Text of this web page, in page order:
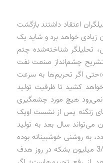
اعتقاد داشتند بازگشت
زیادی خواهد برد و شاید یک
تحلیلگر شناخته‌شده چتم
این‌گونه به تشریح چشم‌انداز صنعت نفت
اگر تحریم‌ها به سرعت
کشید تا ظرفیت تولید
نمی‌رود هیچ مورد چشمگیری
و ادعای زنگنه پس از نشست اوپک
ایران می‌تواند سال بعد به تولید
به روشنی خوشبینانه بوده
است. اغلب ناظران معتقدند 3 تا 5 /3 میلیون بشکه در روز هدف